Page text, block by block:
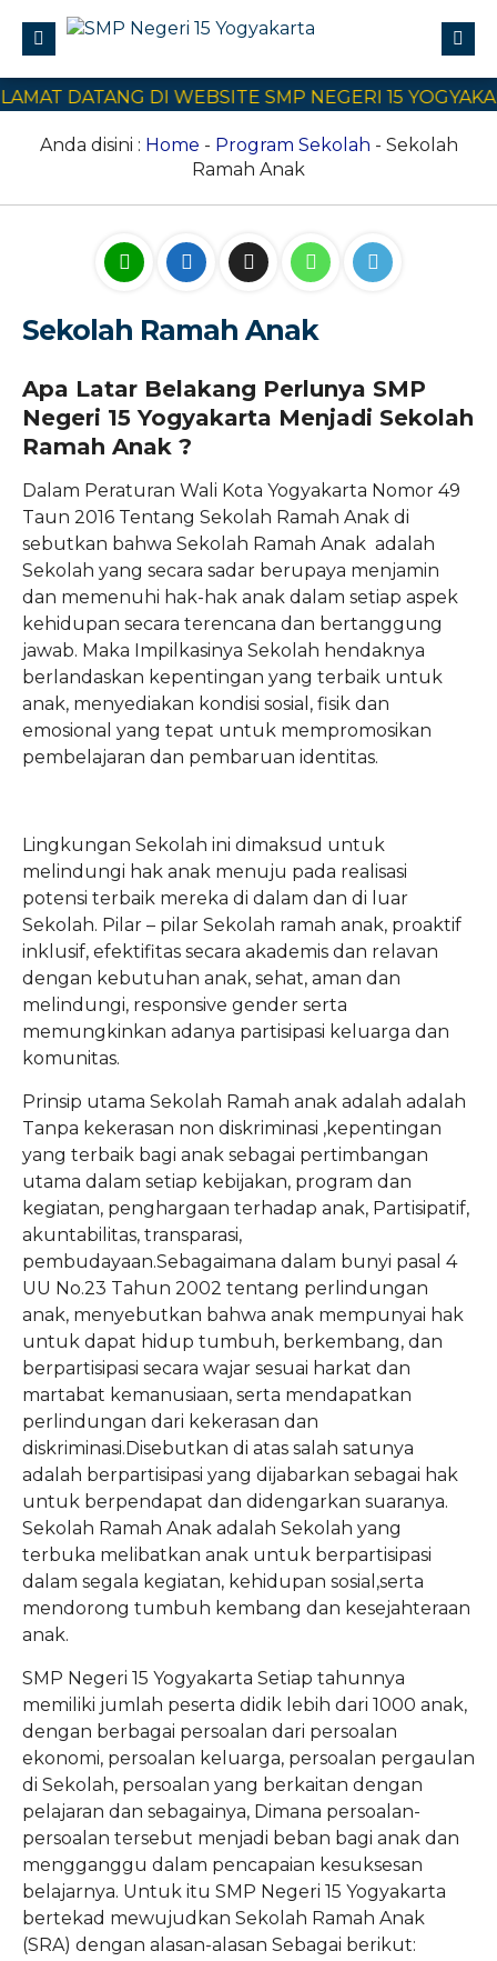
Profile
Civitas Akademika
DATANG DI WEBSITE SMP NEGERI 15 YOGYAKARTA
Anda disini : Home - Program Sekolah - Sekolah
Ramah Anak
Sekolah Ramah Anak
Apa Latar Belakang Perlunya SMP
Negeri 15 Yogyakarta Menjadi Sekolah
Ramah Anak ?
Dalam Peraturan Wali Kota Yogyakarta Nomor 49
Taun 2016 Tentang Sekolah Ramah Anak di
sebutkan bahwa Sekolah Ramah Anak adalah
Sekolah yang secara sadar berupaya menjamin
dan memenuhi hak-hak anak dalam setiap aspek
kehidupan secara terencana dan bertanggung
jawab. Maka Impilkasinya Sekolah hendaknya
berlandaskan kepentingan yang terbaik untuk
anak, menyediakan kondisi sosial, fisik dan
emosional yang tepat untuk mempromosikan
pembelajaran dan pembaruan identitas.
Lingkungan Sekolah ini dimaksud untuk
melindungi hak anak menuju pada realisasi
potensi terbaik mereka di dalam dan di luar
Sekolah. Pilar – pilar Sekolah ramah anak, proaktif
inklusif, efektifitas secara akademis dan relavan
dengan kebutuhan anak, sehat, aman dan
melindungi, responsive gender serta
memungkinkan adanya partisipasi keluarga dan
komunitas.
Prinsip utama Sekolah Ramah anak adalah adalah
Tanpa kekerasan non diskriminasi ,kepentingan
yang terbaik bagi anak sebagai pertimbangan
utama dalam setiap kebijakan, program dan
kegiatan, penghargaan terhadap anak, Partisipatif,
akuntabilitas, transparasi,
pembudayaan.Sebagaimana dalam bunyi pasal 4
UU No.23 Tahun 2002 tentang perlindungan
anak, menyebutkan bahwa anak mempunyai hak
untuk dapat hidup tumbuh, berkembang, dan
berpartisipasi secara wajar sesuai harkat dan
martabat kemanusiaan, serta mendapatkan
perlindungan dari kekerasan dan
diskriminasi.Disebutkan di atas salah satunya
adalah berpartisipasi yang dijabarkan sebagai hak
untuk berpendapat dan didengarkan suaranya.
Sekolah Ramah Anak adalah Sekolah yang
terbuka melibatkan anak untuk berpartisipasi
dalam segala kegiatan, kehidupan sosial,serta
mendorong tumbuh kembang dan kesejahteraan
anak.
SMP Negeri 15 Yogyakarta Setiap tahunnya
memiliki jumlah peserta didik lebih dari 1000 anak,
dengan berbagai persoalan dari persoalan
ekonomi, persoalan keluarga, persoalan pergaulan
di Sekolah, persoalan yang berkaitan dengan
pelajaran dan sebagainya, Dimana persoalan-
persoalan tersebut menjadi beban bagi anak dan
mengganggu dalam pencapaian kesuksesan
belajarnya. Untuk itu SMP Negeri 15 Yogyakarta
bertekad mewujudkan Sekolah Ramah Anak
(SRA) dengan alasan-alasan Sebagai berikut: